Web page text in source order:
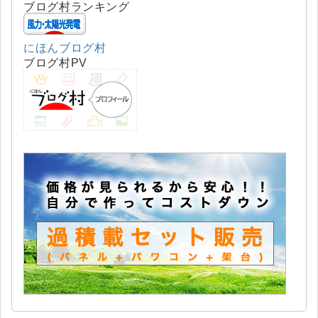
ブログ村ランキング
にほんブログ村
ブログ村PV